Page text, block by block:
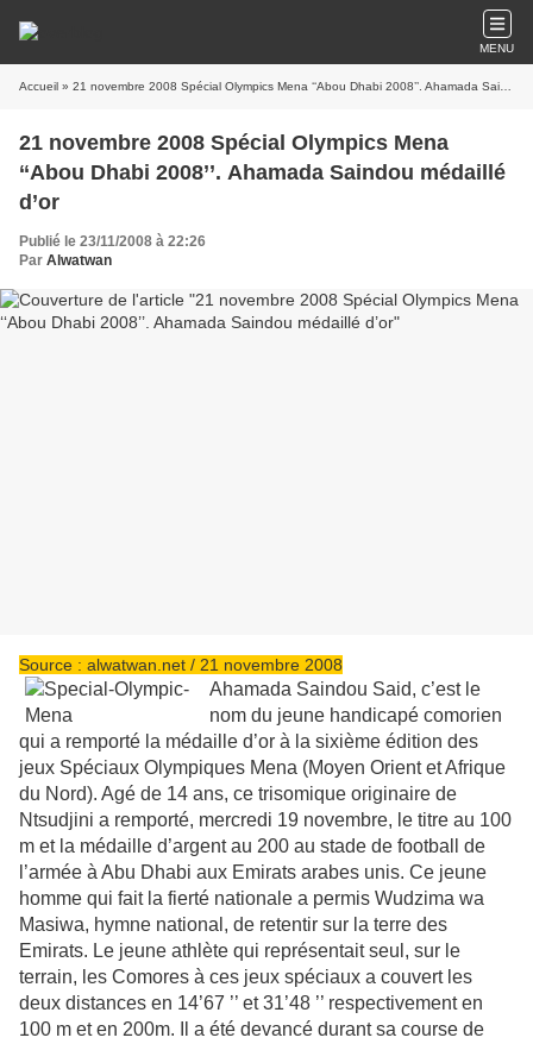
MENU
Accueil » 21 novembre 2008 Spécial Olympics Mena ‘‘Abou Dhabi 2008’’. Ahamada Saindou médaillé d’or
21 novembre 2008 Spécial Olympics Mena
‘‘Abou Dhabi 2008’’. Ahamada Saindou médaillé
d’or
Publié le 23/11/2008 à 22:26
Par Alwatwan
Source : alwatwan.net / 21 novembre 2008
Ahamada Saindou Said, c’est le
nom du jeune handicapé comorien
qui a remporté la médaille d’or à la sixième édition des
jeux Spéciaux Olympiques Mena (Moyen Orient et Afrique
du Nord). Agé de 14 ans, ce trisomique originaire de
Ntsudjini a remporté, mercredi 19 novembre, le titre au 100
m et la médaille d’argent au 200 au stade de football de
l’armée à Abu Dhabi aux Emirats arabes unis. Ce jeune
homme qui fait la fierté nationale a permis Wudzima wa
Masiwa, hymne national, de retentir sur la terre des
Emirats. Le jeune athlète qui représentait seul, sur le
terrain, les Comores à ces jeux spéciaux a couvert les
deux distances en 14’67 ’’ et 31’48 ’’ respectivement en
100 m et en 200m. Il a été devancé durant sa course de